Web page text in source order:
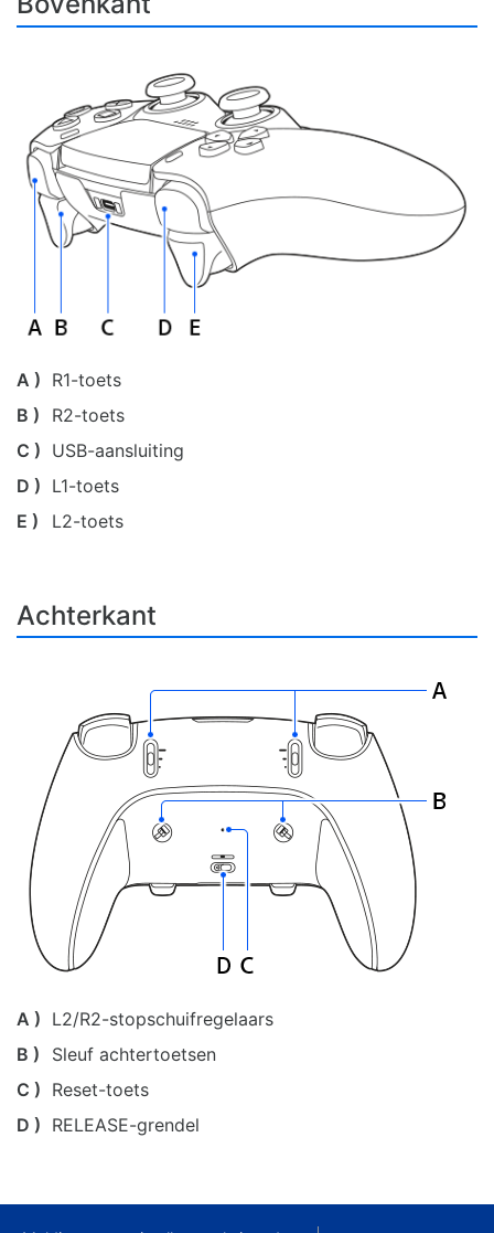
A ) R1-toets
B )
R2-toets
C ) USB-aansluiting
D ) L1-toets
E )
L2-toets
Achterkant
A ) L2/R2-stopschuifregelaars
B )
Sleuf achtertoetsen
C ) Reset-toets
D ) RELEASE-grendel